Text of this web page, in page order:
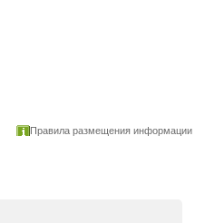
Правила размещения информации